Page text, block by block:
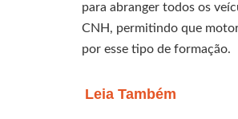
para abranger todos os
CNH, permitindo que
por esse tipo de formação.
Leia Também